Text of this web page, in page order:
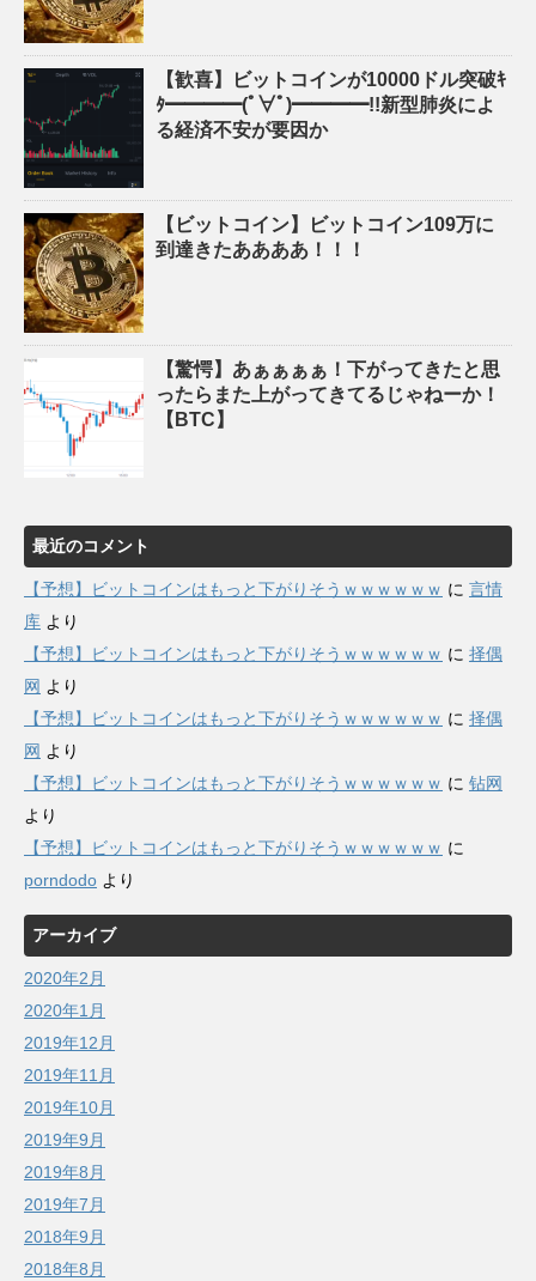
【歓喜】ビットコインが10000ドル突破ｷ
ﾀ━━━━(ﾟ∀ﾟ)━━━━!!新型肺炎によ
る経済不安が要因か
【ビットコイン】ビットコイン109万に
到達きたああああ！！！
【驚愕】あぁぁぁぁ！下がってきたと思
ったらまた上がってきてるじゃねーか！
【BTC】
最近のコメント
【予想】ビットコインはもっと下がりそうｗｗｗｗｗｗ に 言情
库 より
【予想】ビットコインはもっと下がりそうｗｗｗｗｗｗ に 择偶
网 より
【予想】ビットコインはもっと下がりそうｗｗｗｗｗｗ に 择偶
网 より
【予想】ビットコインはもっと下がりそうｗｗｗｗｗｗ に 钻网
より
【予想】ビットコインはもっと下がりそうｗｗｗｗｗｗ に
porndodo より
アーカイブ
2020年2月
2020年1月
2019年12月
2019年11月
2019年10月
2019年9月
2019年8月
2019年7月
2018年9月
2018年8月